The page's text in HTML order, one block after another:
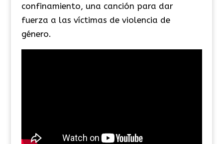
confinamiento, una canción para dar
fuerza a las víctimas de violencia de
género.